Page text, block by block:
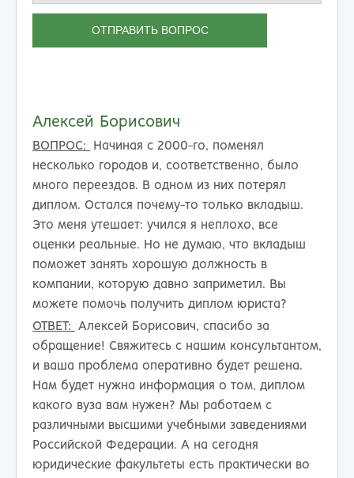
ОТПРАВИТЬ ВОПРОС
Алексей Борисович
ВОПРОС:
Начиная с 2000-го, поменял
несколько городов и, соответственно, было
много переездов. В одном из них потерял
диплом. Остался почему-то только вкладыш.
Это меня утешает: учился я неплохо, все
оценки реальные. Но не думаю, что вкладыш
поможет занять хорошую должность в
компании, которую давно заприметил. Вы
можете помочь получить диплом юриста?
ОТВЕТ:
Алексей Борисович, спасибо за
обращение! Свяжитесь с нашим консультантом,
и ваша проблема оперативно будет решена.
Нам будет нужна информация о том, диплом
какого вуза вам нужен? Мы работаем с
различными высшими учебными заведениями
Российской Федерации. А на сегодня
юридические факультеты есть практически во